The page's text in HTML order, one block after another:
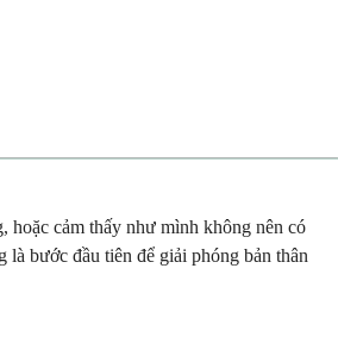
hoặc cảm thấy như mình không nên có
bước đầu tiên để giải phóng bản thân